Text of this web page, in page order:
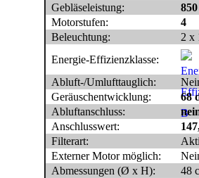
Gebläseleistung:
Motorstufen:
4
Beleuchtung:
2 x
Energie-Effizienzklasse:
Abluft-/Umlufttauglich:
Geräuschentwicklung:
68
Abluftanschluss:
Anschlusswert:
Filterart:
Externer Motor möglich:
Abmessungen (Ø x H):
48